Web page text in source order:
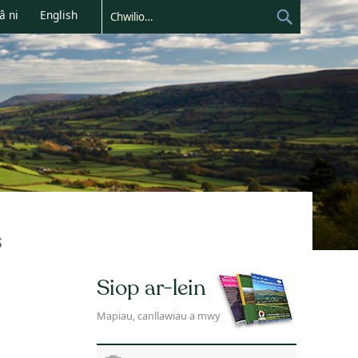
ni English
Siop ar-lein
Mapiau, canllawiau a mwy